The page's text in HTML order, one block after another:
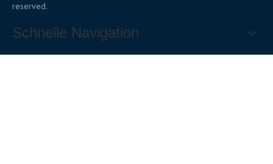
reserved.
Schnelle Navigation